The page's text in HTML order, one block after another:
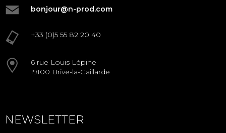
bonjour@n-prod.com
+33 (0)5 55 82 20 40
6 rue Louis Lépine
19100 Brive-la-Gaillarde
NEWSLETTER